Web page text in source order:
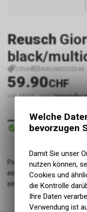
Reusch
black/
29549 4060485305348
59.90CHF
inkl. MwSt., zzgl.
Sofort verfügbar
Versand
Perfekt für die kleinen
einzigartiges Design und
eine kuschelige
Welche
bevorzugen
Damit Sie unser
nutzen können,
Cookies und
die Kontrolle
Ihre Daten
Verwendung ist